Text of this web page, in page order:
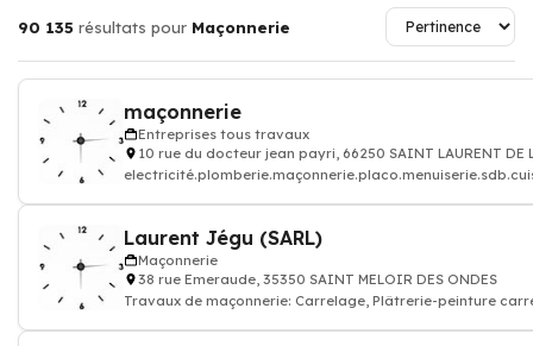
90 135 résultats pour Maçonnerie
maçonnerie
Entreprises tous travaux
10 rue du docteur jean payri, 66250 SAINT LAURENT DE
Laurent Jégu (SARL)
Maçonnerie
38 rue Emeraude, 35350 SAINT MELOIR DES ONDES
Travaux de maçonnerie: Carrelage, Plâtrerie-peinture